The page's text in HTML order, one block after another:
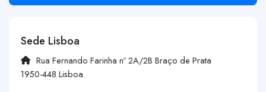
Sede Lisboa
Rua Fernando Farinha nº 2A/2B Braço de Prata
1950-448 Lisboa